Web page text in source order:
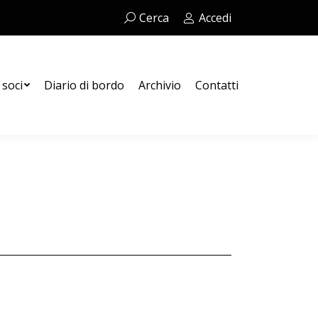
Cerca:Cerca Accedi
Diario di bordo Archivio Contatti
Contatti